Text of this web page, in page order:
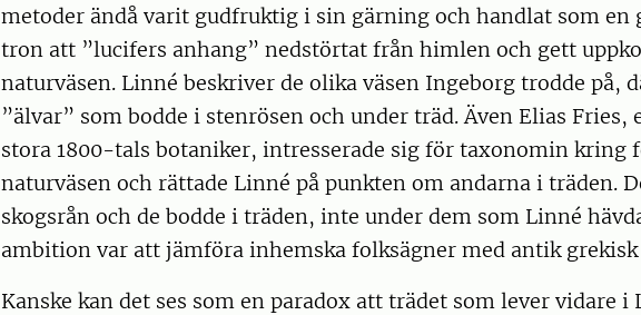
metoder ändå varit gudfruktig i sin gärning och handlat som en
tron att ”lucifers anhang” nedstörtat från himlen och gett
naturväsen. Linné beskriver de olika väsen Ingeborg trodde på,
”älvar” som bodde i stenrösen och under träd. Även Elias Fries,
stora 1800-tals botaniker, intresserade sig för taxonomin kring
naturväsen och rättade Linné på punkten om andarna i träden.
skogsrån och de bodde i träden, inte under dem som Linné
ambition var att jämföra inhemska folksägner med antik
Kanske kan det ses som en paradox att trädet som lever vidare i